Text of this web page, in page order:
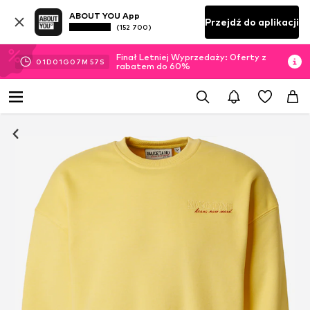
ABOUT YOU App
(152 700) Przejdź do aplikacji
01D 01 G 07M 57 S
Finał Letniej Wyprzedaży: Oferty z
rabatem do 60%